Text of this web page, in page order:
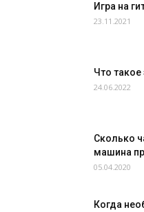
Игра на
23.11.2021
Что такое
24.06.2022
Сколько
машина
05.04.2020
Когда